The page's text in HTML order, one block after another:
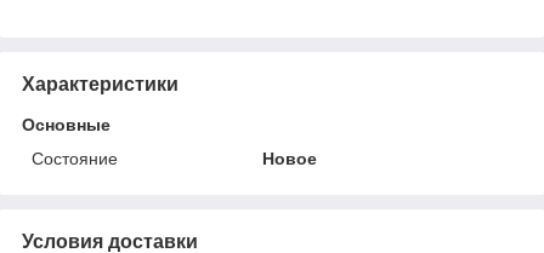
Характеристики
Основные
Состояние
Новое
Условия доставки